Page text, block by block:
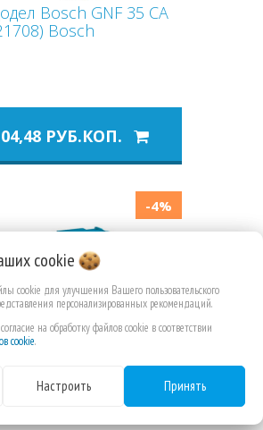
Bosch GNF 35 CA
Bosch
РУБ.КОП.
-4%
cookie
cookie для улучшения Вашего пользовательского
персонализированных рекомендаций.
на обработку файлов cookie в соответствии
cookie.
Настроить Принять